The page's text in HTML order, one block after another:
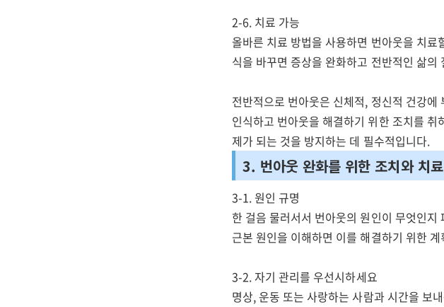
2-6. 치료 가능
올바른 치료 방법을 사용하면 번아웃을 치
식을 바꾸면 증상을 완화하고 전반적인 삶
전반적으로 번아웃은 신체적, 정신적 건강
인식하고 번아웃을 해결하기 위한 조치를
제가 되는 것을 방지하는 데 필수적입니다.
3. 번아웃 완화를 위한 조치와 치료
3-1. 원인 규명
한 걸음 물러서서 번아웃의 원인이 무엇인
근본 원인을 이해하면 이를 해결하기 위한
3-2. 자기 관리를 우선시하세요
명상, 운동 또는 사랑하는 사람과 시간을 보